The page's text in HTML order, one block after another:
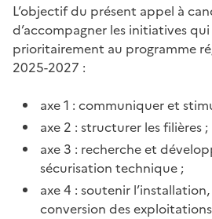
L’objectif du présent appel à
d’accompagner les initiatives
prioritairement au programme
2025-2027 :
axe 1 : communiquer et
axe 2 : structurer les filières ;
axe 3 : recherche et
sécurisation technique ;
axe 4 : soutenir
conversion des